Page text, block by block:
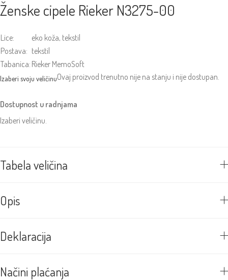
Ženske cipele Rieker N3275-00
Lice:
eko koža, tekstil
Postava: tekstil
Tabanica: Rieker MemoSoft
Ovaj proizvod trenutno nije na stanju i nije dostupan.
Dostupnost u radnjama
Izaberi veličinu.
Tabela veličina
Opis
Deklaracija
Načini plaćanja